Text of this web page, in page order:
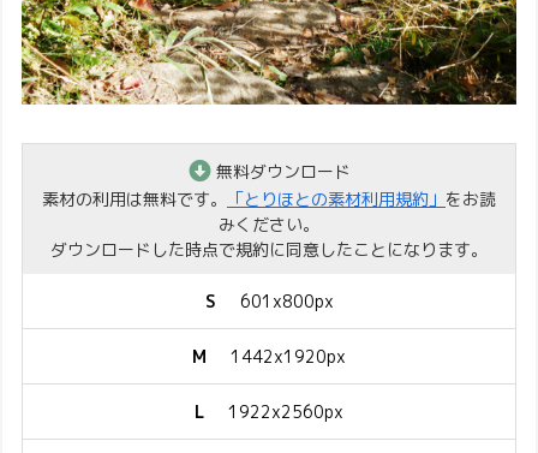
無料ダウンロード
素材の利用は無料です。
「とりほとの素材利用規約」 をお読
みください。
ダウンロードした時点で規約に同意したことになります。
S 601x800px
M 1442x1920px
L 1922x2560px